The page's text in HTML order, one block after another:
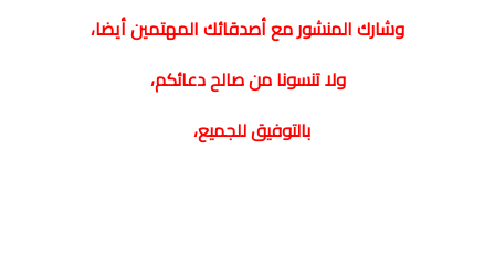
وشارك المنشور مع أصدقائك المهتمين أيضا،
ولا تنسونا من صالح دعائكم،
بالتوفيق للجميع،